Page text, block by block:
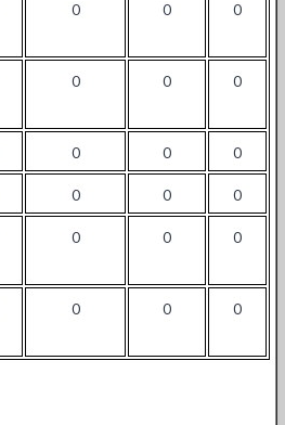
0 0 0
0 0 0
0 0 0
0 0 0
0 0 0
0 0 0